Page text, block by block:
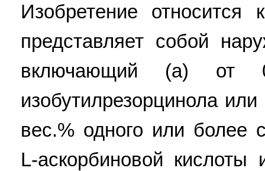
Изобретение относится
представляет собой
включающий (а)
изобутилрезорцинола
вес.% одного или более
L-аскорбиновой